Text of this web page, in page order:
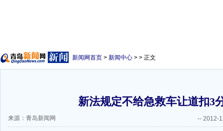
新闻网首页 > 新闻中心 > > 正文
新法规定不给急救车让道扣3
来源：青岛新闻网 -- 2012-